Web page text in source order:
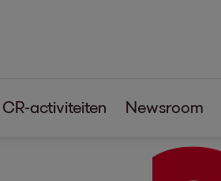
CR-activiteiten Newsroom